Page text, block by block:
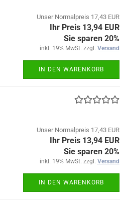
Unser Normalpreis 17,43 EUR
Ihr Preis 13,94 EUR
Sie sparen 20%
inkl. 19% MwSt. zzgl. Versand
IN DEN WARENKORB
Unser Normalpreis 17,43 EUR
Ihr Preis 13,94 EUR
Sie sparen 20%
inkl. 19% MwSt. zzgl. Versand
IN DEN WARENKORB